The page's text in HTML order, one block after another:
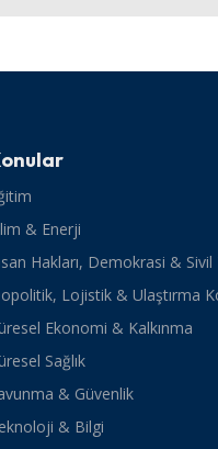
& Enerji
Hakları, Demokrasi &
Lojistik & Ulaştırma
Ekonomi & Kalkınma
Sağlık
& Güvenlik
& Bilgi